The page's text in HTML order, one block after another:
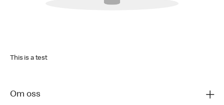
This is a test
Om oss